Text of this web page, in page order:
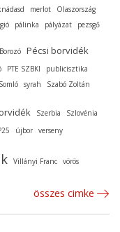
merlot Olaszország
pálinka pályázat pezsgő
Pécsi borvidék
PTE SZBKI
publicisztika
Somló syrah Szabó Zoltán
Szerbia Szlovénia
újbor verseny
Villányi Franc vörös
összes cimke